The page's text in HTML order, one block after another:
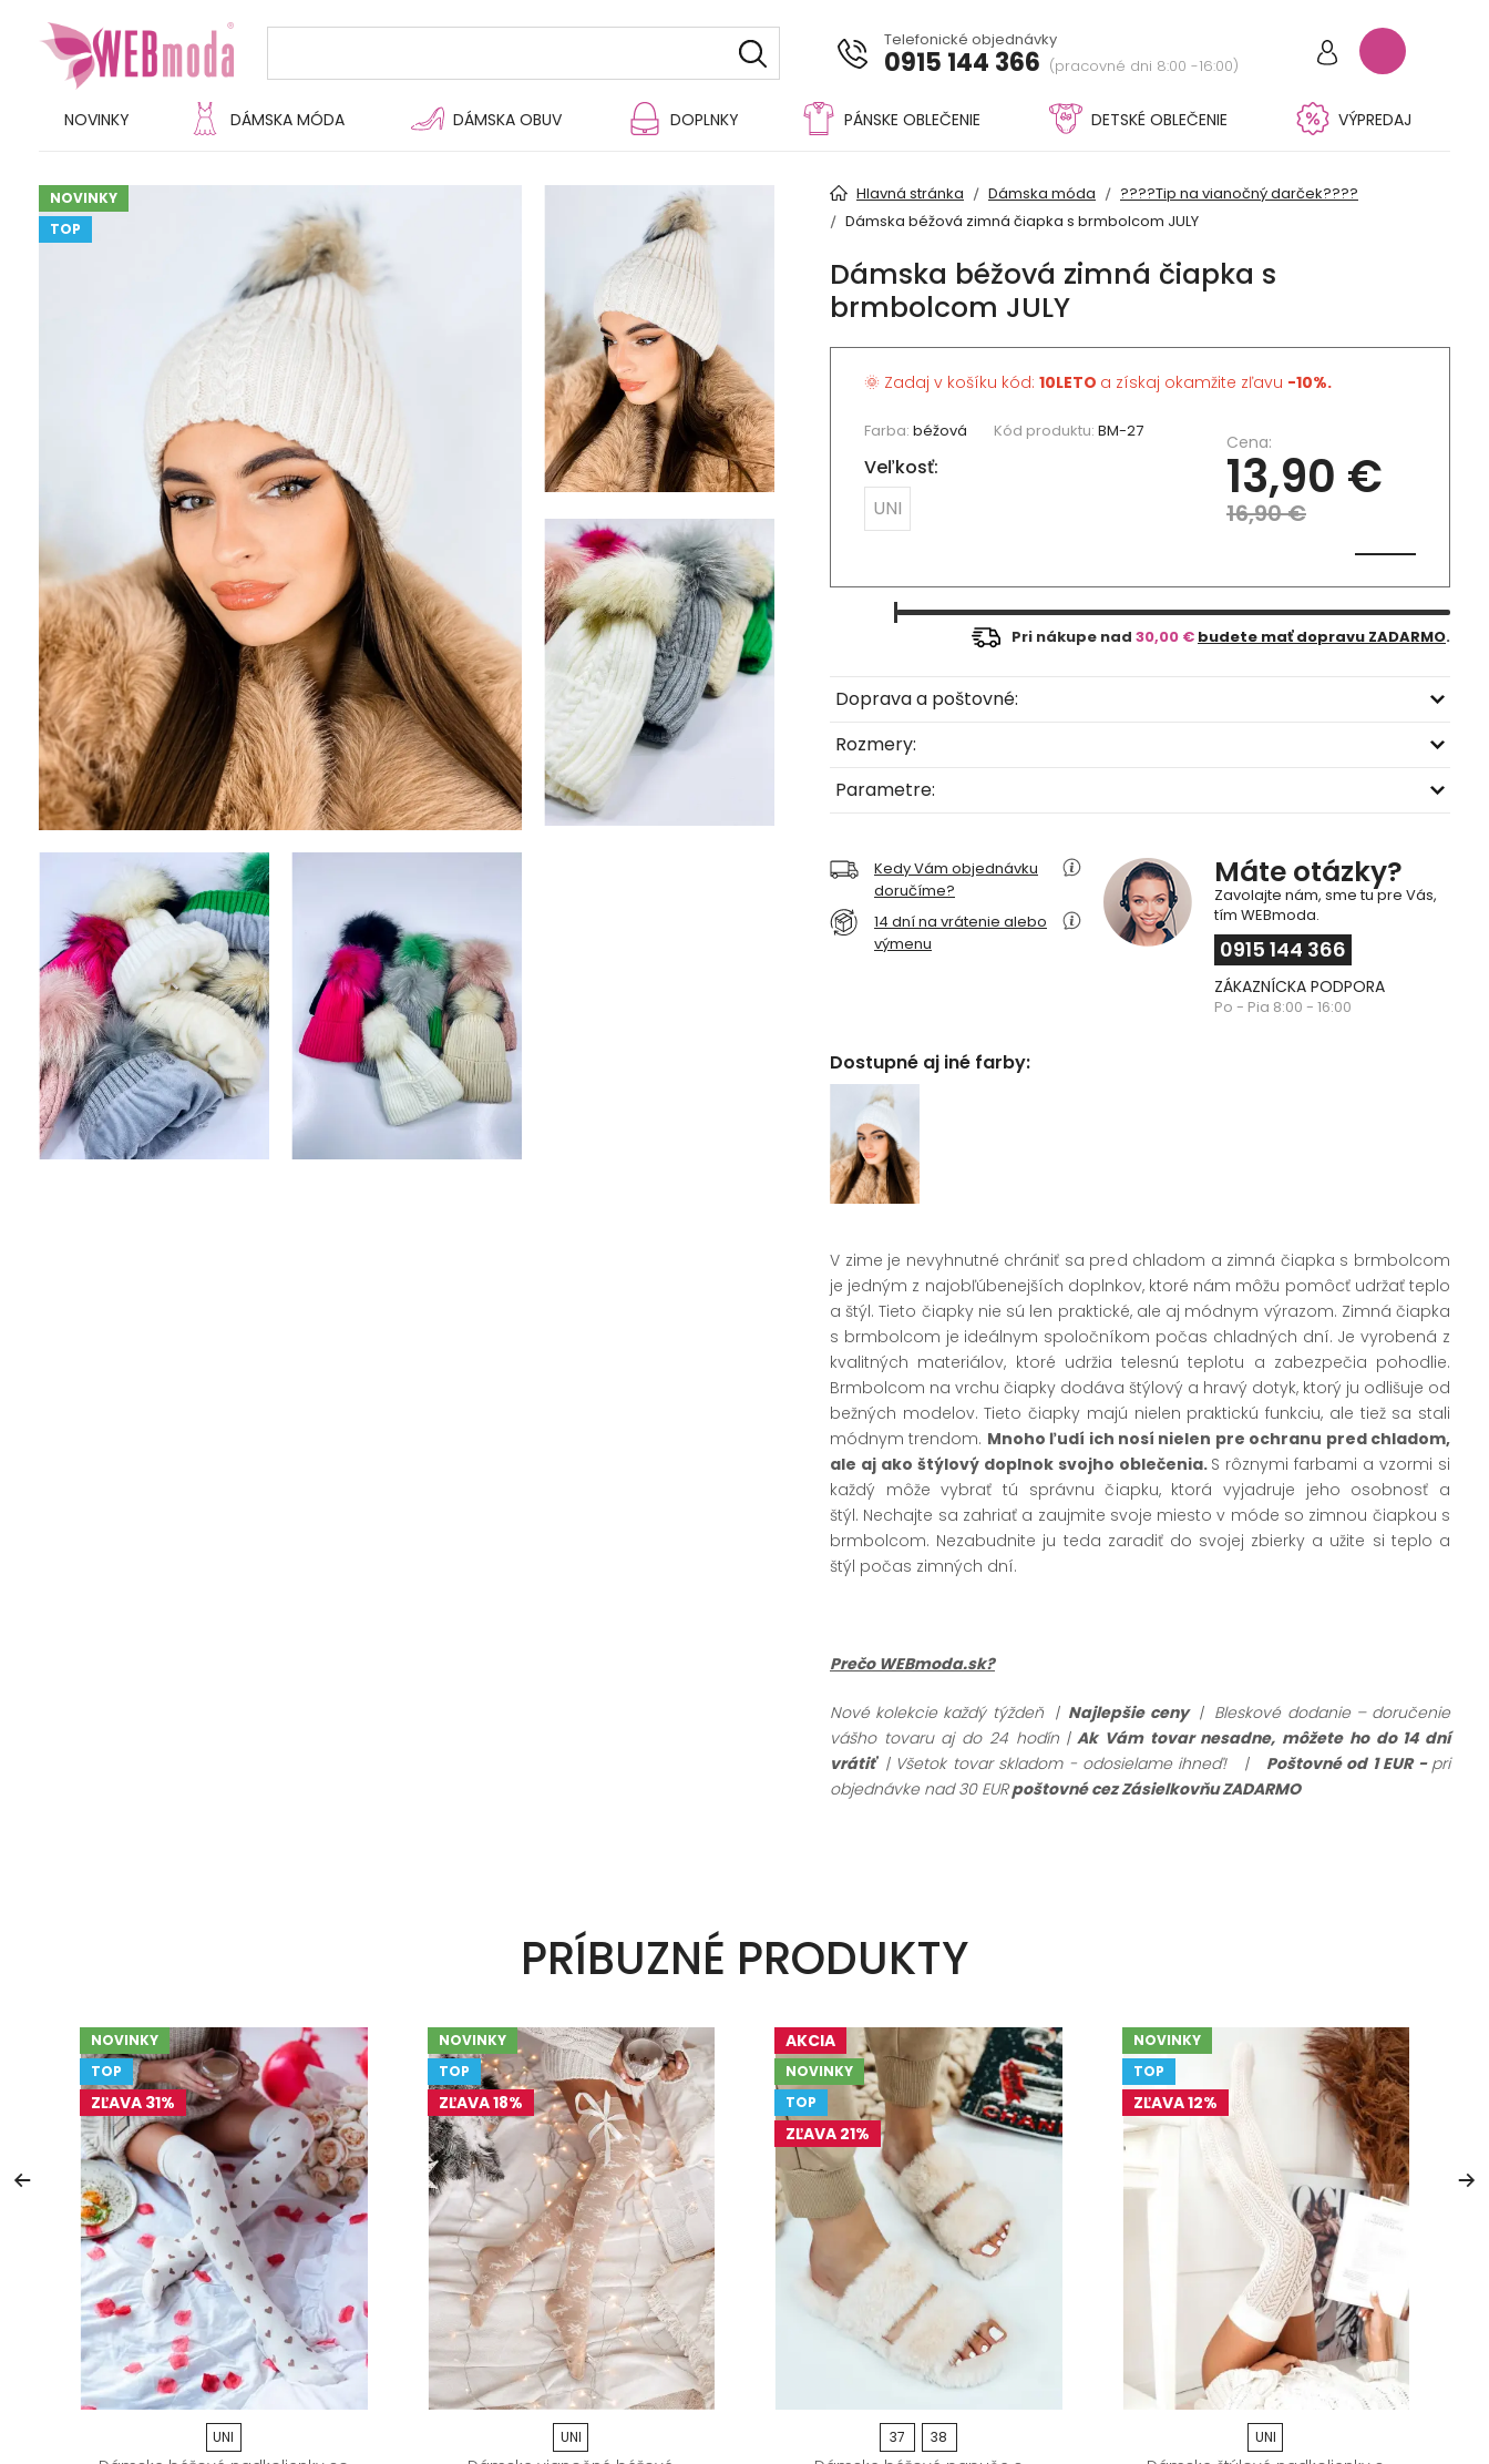
Telefonické objednávky
0915 144 366 (pracovné dni 8:00 -16:00)
NOVINKY DÁMSKA MÓDA DÁMSKA OBUV DOPLNKY PÁNSKE OBLEČENIE DETSKÉ OBLEČENIE VÝPREDAJ
NOVINKY
TOP
Hlavná stránka Dámska móda
????Tip na vianočný darček????
Dámska béžová zimná čiapka s brmbolcom JULY
Dámska béžová zimná čiapka s
brmbolcom JULY
🌞 Zadaj v košíku kód: 10LETO a získaj okamžite zľavu -10%.
Farba: béžová Kód produktu: BM-27
Veľkosť:
UNI
Cena:
13,90 €
16,90 €
Pri nákupe nad 30,00 € budete mať dopravu ZADARMO.
Doprava a poštovné:
Rozmery:
Parametre:
Kedy Vám objednávku
doručíme?
14 dní na vrátenie alebo
výmenu
Máte otázky?
Zavolajte nám, sme tu pre Vás,
tím WEBmoda.
0915 144 366
ZÁKAZNÍCKA PODPORA
Po - Pia 8:00 - 16:00
Dostupné aj iné farby:
V zime je nevyhnutné chrániť sa pred chladom a zimná čiapka s brmbolcom
je jedným z najobľúbenejších doplnkov, ktoré nám môžu pomôcť udržať teplo
a štýl. Tieto čiapky nie sú len praktické, ale aj módnym výrazom. Zimná čiapka
s brmbolcom je ideálnym spoločníkom počas chladných dní. Je vyrobená z
kvalitných materiálov, ktoré udržia telesnú teplotu a zabezpečia pohodlie.
Brmbolcom na vrchu čiapky dodáva štýlový a hravý dotyk, ktorý ju odlišuje od
bežných modelov. Tieto čiapky majú nielen praktickú funkciu, ale tiež sa stali
módnym trendom. Mnoho ľudí ich nosí nielen pre ochranu pred chladom,
ale aj ako štýlový doplnok svojho oblečenia. S rôznymi farbami a vzormi si
každý môže vybrať tú správnu čiapku, ktorá vyjadruje jeho osobnosť a
štýl. Nechajte sa zahriať a zaujmite svoje miesto v móde so zimnou čiapkou s
brmbolcom. Nezabudnite ju teda zaradiť do svojej zbierky a užite si teplo a
štýl počas zimných dní.
Prečo WEBmoda.sk?
Nové kolekcie každý týždeň |Najlepšie ceny | Bleskové dodanie – doručenie
vášho tovaru aj do 24 hodín |Ak Vám tovar nesadne, môžete ho do 14 dní
vrátiť | Všetok tovar skladom - odosielame ihneď! | Poštovné od 1 EUR - pri
objednávke nad 30 EURpoštovné cez Zásielkovňu ZADARMO
PRÍBUZNÉ PRODUKTY
NOVINKY
TOP
ZĽAVA 31%
UNI
NOVINKY
TOP
ZĽAVA 18%
UNI
AKCIA
NOVINKY
TOP
ZĽAVA 21%
37 38
NOVINKY
TOP
ZĽAVA 12%
UNI